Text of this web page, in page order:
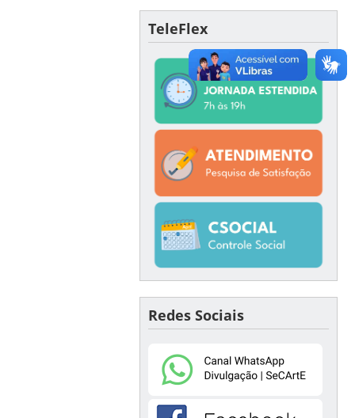
TeleFlex
Redes Sociais